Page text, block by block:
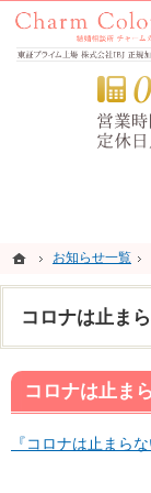
ホーム
お知らせ一覧
コロナは止ま
錦糸町・亀戸・平井の結婚
錦糸町・亀戸・平井の結
コロナは止ま
『コロナは止まら
ホーム
お知らせ一覧